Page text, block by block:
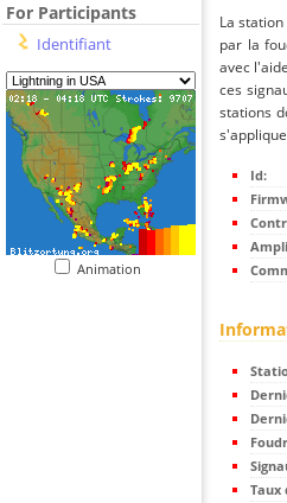
For Participants
Identifiant
Animation
La
par la
avec
ces
stations
Id:
Taux